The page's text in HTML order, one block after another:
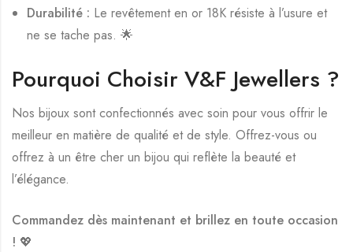
Durabilité : Le revêtement en or 18K résiste à l’usure et
ne se tache pas. 🌟
Pourquoi Choisir V&F Jewellers ?
Nos bijoux sont confectionnés avec soin pour vous offrir le
meilleur en matière de qualité et de style. Offrez-vous ou
offrez à un être cher un bijou qui reflète la beauté et
l’élégance.
Commandez dès maintenant et brillez en toute occasion
! 💖